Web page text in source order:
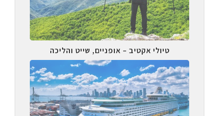
טיולי אקטיב – אופניים, שייט והליכה